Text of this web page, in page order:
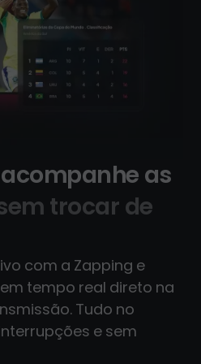
as
trocar de
com a Zapping e
tempo real direto na
Tudo no
e sem